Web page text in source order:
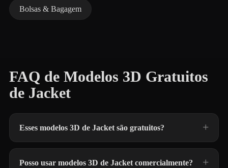
Bolsas & Bagagem
FAQ de Modelos 3D Gratuitos
de Jacket
Esses modelos 3D de Jacket são gratuitos?
Posso usar modelos 3D de Jacket comercialmente?